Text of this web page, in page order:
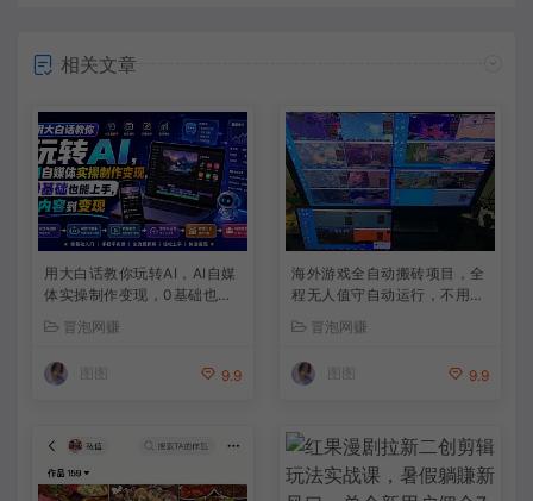
相关文章
用大白话教你玩转AI，AI自媒
体实操制作变现，0基础也能
上手，从内容到变现
冒泡网赚
9.9
海外游戏全自动搬砖项目，全
程无人值守自动运行，不用熬
夜盯盘，轻松实现日入1k【揭
秘】
冒泡网赚
9.9